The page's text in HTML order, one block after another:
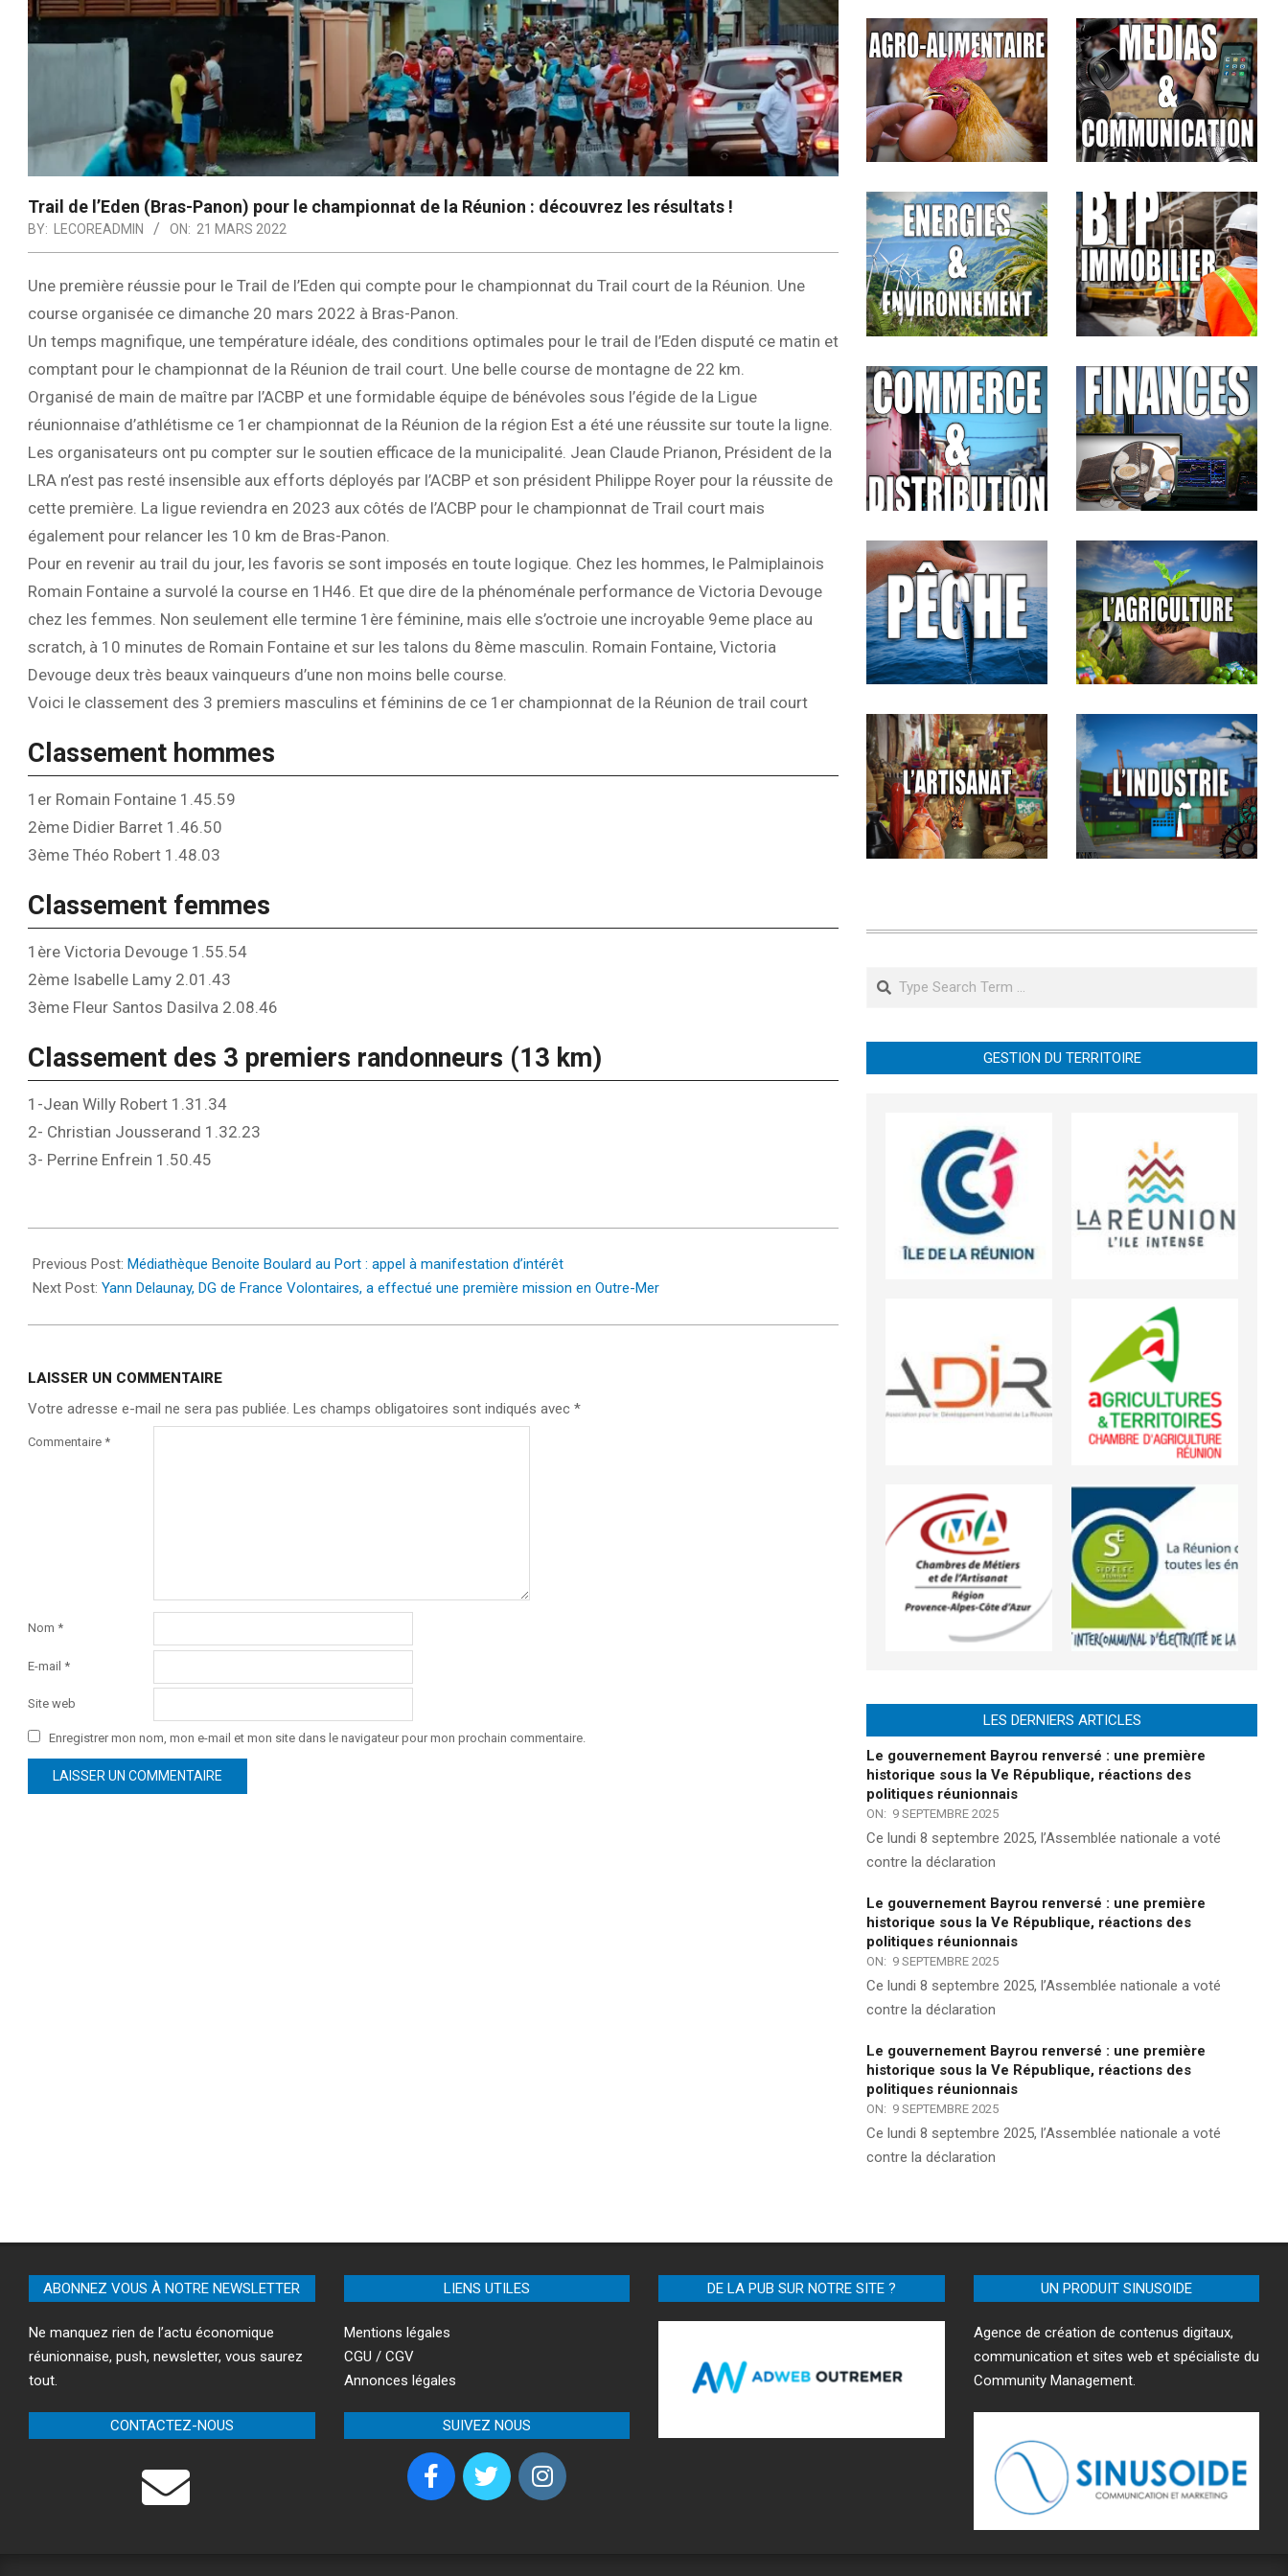
Trail de l’Eden (Bras-Panon) pour le championnat de la Réunion : découvrez les résultats !
BY: LECOREADMIN ON: 21 MARS 2022
Une première réussie pour le Trail de l’Eden qui compte pour le championnat du Trail court de la Réunion. Une
course organisée ce dimanche 20 mars 2022 à Bras-Panon.
Un temps magnifique, une température idéale, des conditions optimales pour le trail de l’Eden disputé ce matin et
comptant pour le championnat de la Réunion de trail court. Une belle course de montagne de 22 km.
Organisé de main de maître par l’ACBP et une formidable équipe de bénévoles sous l’égide de la Ligue
réunionnaise d’athlétisme ce 1er championnat de la Réunion de la région Est a été une réussite sur toute la ligne.
Les organisateurs ont pu compter sur le soutien efficace de la municipalité. Jean Claude Prianon, Président de la
LRA n’est pas resté insensible aux efforts déployés par l’ACBP et son président Philippe Royer pour la réussite de
cette première. La ligue reviendra en 2023 aux côtés de l’ACBP pour le championnat de Trail court mais
également pour relancer les 10 km de Bras-Panon.
Pour en revenir au trail du jour, les favoris se sont imposés en toute logique. Chez les hommes, le Palmiplainois
Romain Fontaine a survolé la course en 1H46. Et que dire de la phénoménale performance de Victoria Devouge
chez les femmes. Non seulement elle termine 1ère féminine, mais elle s’octroie une incroyable 9eme place au
scratch, à 10 minutes de Romain Fontaine et sur les talons du 8ème masculin. Romain Fontaine, Victoria
Devouge deux très beaux vainqueurs d’une non moins belle course.
Voici le classement des 3 premiers masculins et féminins de ce 1er championnat de la Réunion de trail court
Classement hommes
1er Romain Fontaine 1.45.59
2ème Didier Barret 1.46.50
3ème Théo Robert 1.48.03
Classement femmes
1ère Victoria Devouge 1.55.54
2ème Isabelle Lamy 2.01.43
3ème Fleur Santos Dasilva 2.08.46
Classement des 3 premiers randonneurs (13 km)
1-Jean Willy Robert 1.31.34
2- Christian Jousserand 1.32.23
3- Perrine Enfrein 1.50.45
03-
21
Previous Post: Médiathèque Benoite Boulard au Port : appel à manifestation d’intérêt
Next Post: Yann Delaunay, DG de France Volontaires, a effectué une première mission en Outre-Mer
LAISSER UN COMMENTAIRE
Votre adresse e-mail ne sera pas publiée. Les champs obligatoires sont indiqués avec *
Commentaire *
Nom *
E-mail *
Site web
Enregistrer mon nom, mon e-mail et mon site dans le navigateur pour mon prochain commentaire.
Search
GESTION DU TERRITOIRE
LES DERNIERS ARTICLES
Le gouvernement Bayrou renversé : une première
historique sous la Ve République, réactions des
politiques réunionnais
ON: 9 SEPTEMBRE 2025
Ce lundi 8 septembre 2025, l’Assemblée nationale a voté
contre la déclaration
Le gouvernement Bayrou renversé : une première
historique sous la Ve République, réactions des
politiques réunionnais
ON: 9 SEPTEMBRE 2025
Ce lundi 8 septembre 2025, l’Assemblée nationale a voté
contre la déclaration
Le gouvernement Bayrou renversé : une première
historique sous la Ve République, réactions des
politiques réunionnais
ON: 9 SEPTEMBRE 2025
Ce lundi 8 septembre 2025, l’Assemblée nationale a voté
contre la déclaration
ABONNEZ VOUS À NOTRE NEWSLETTER
Ne manquez rien de l’actu économique
réunionnaise, push, newsletter, vous saurez
tout.
CONTACTEZ-NOUS
LIENS UTILES
Mentions légales
CGU / CGV
Annonces légales
SUIVEZ NOUS
DE LA PUB SUR NOTRE SITE ? UN PRODUIT SINUSOIDE
Agence de création de contenus digitaux,
communication et sites web et spécialiste du
Community Management.